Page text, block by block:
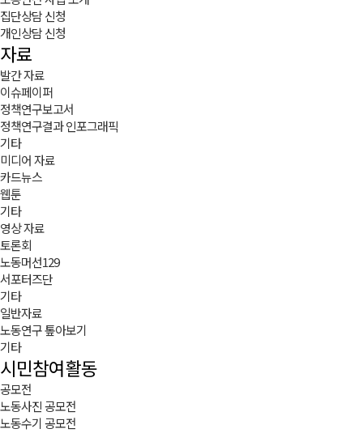
집단상담 신청
개인상담 신청
자료
발간 자료
이슈페이퍼
정책연구보고서
정책연구결과 인포그래픽
기타
미디어 자료
카드뉴스
웹툰
기타
영상 자료
토론회
노동머선129
서포터즈단
기타
일반자료
노동연구 톺아보기
기타
시민참여활동
공모전
노동사진 공모전
노동수기 공모전